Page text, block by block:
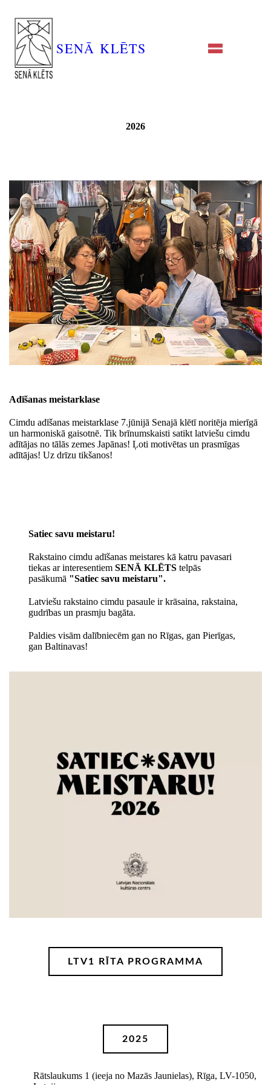
SENĀ KLĒTS
2026
Adīšanas meistarklase
Cimdu adīšanas meistarklase 7.jūnijā Senajā klētī noritēja mierīgā
un harmoniskā gaisotnē. Tik brīnumskaisti satikt latviešu cimdu
adītājas no tālās zemes Japānas! Ļoti motivētas un prasmīgas
adītājas! Uz drīzu tikšanos!
Satiec savu meistaru!
Rakstaino cimdu adīšanas meistares kā katru pavasari
tiekas ar interesentiem SENĀ KLĒTS telpās
pasākumā "Satiec savu meistaru".
Latviešu rakstaino cimdu pasaule ir krāsaina, rakstaina,
gudrības un prasmju bagāta.
Paldies visām dalībniecēm gan no Rīgas, gan Pierīgas,
gan Baltinavas!
LTV1 RĪTA PROGRAMMA
2025
Rātslaukums 1 (ieeja no Mazās Jaunielas), Rīga, LV-1050,